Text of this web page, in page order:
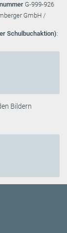
G-999-926
GmbH /
Schulbuchaktion):
Bildern